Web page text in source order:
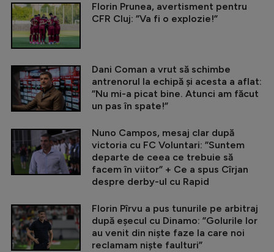
Florin Prunea, avertisment pentru
CFR Cluj: ”Va fi o explozie!”
Dani Coman a vrut să schimbe
antrenorul la echipă și acesta a aflat:
”Nu mi-a picat bine. Atunci am făcut
un pas în spate!”
Nuno Campos, mesaj clar după
victoria cu FC Voluntari: ”Suntem
departe de ceea ce trebuie să
facem în viitor” + Ce a spus Cîrjan
despre derby-ul cu Rapid
Florin Pîrvu a pus tunurile pe arbitraj
după eșecul cu Dinamo: ”Golurile lor
au venit din niște faze la care noi
reclamam niște faulturi”